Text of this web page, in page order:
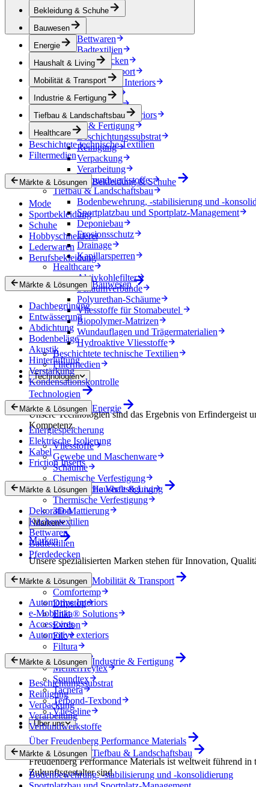
Haushalt & Living
Dekoration
Küchentextilien
Bettwaren
Badtextilien
Pferdedecken
Mobilität & Transport
Automotive Interiors
e-Mobilität
Accessoires
Automotive exteriors
Industrie & Fertigung
Beschichtungssubstrat
Reinigung
Verpackung
Verarbeitung
Verbundwerkstoffe
Tiefbau & Landschaftsbau
Bodenbewehrung, -stabilisierung und -
Sportplatzbau und Sportplatz-Management
Deponiebau
Erosionsschutz
Drainage
Kapillarsperren
Healthcare
Aktivkohlefilter
Schaumverbände
Polyurethan-Schäume
Vliesstoffe für Stomabeutel
Biopolymer-Matrizen
Wundauflagen und Trägermaterialien
Hydroaktive Vliesstoffe
Beschichtete technische Textilien
Filtermedien
Technologien
Technologien
Unsere Technologien sind das Ergebnis von Erfindergeist
Kompetenz.
Vliesstoffe
Gewebe und Maschenware
Schäume
Chemische Verfestigung
Mechanische Verfestigung
Thermische Verfestigung
3D-Mattierung
Marken
Marken
Unsere spezialisierten Marken stehen für Innovation,
Colback
Comfortemp
Dripstop
Enka® Solutions
Evolon
Filc
Filtura
Lutradur
MehlerHeytex
Soundtex
Tacnera
Terbond-Texbond
Vlieseline
Über uns
Über Freudenberg Performance Materials
Freudenberg Performance Materials ist weltweit führend
Zukunftsgestalter sind.
Bekleidung & Schuhe
Bauwesen
Energie
Haushalt & Living
Mobilität & Transport
Industrie & Fertigung
Tiefbau & Landschaftsbau
Healthcare
Beschichtete technische Textilien
Filtermedien
Märkte & Lösungen Bekleidung & Schuhe
Mode
Sportbekleidung
Schuhe
Hobbyschneiderei
Lederwaren
Berufsbekleidung
Märkte & Lösungen Bauwesen
Dachbegrünung
Entwässerung
Abdichtung
Bodenbeläge
Akustik
Hinterlüftung
Verstärkung
Kondensationskontrolle
Märkte & Lösungen Energie
Energiespeicherung
Elektrische Isolierung
Kabel
Friction Inserts
Märkte & Lösungen Haushalt & Living
Dekoration
Küchentextilien
Bettwaren
Badtextilien
Pferdedecken
Märkte & Lösungen Mobilität & Transport
Automotive Interiors
e-Mobilität
Accessoires
Automotive exteriors
Märkte & Lösungen Industrie & Fertigung
Beschichtungssubstrat
Reinigung
Verpackung
Verarbeitung
Verbundwerkstoffe
Märkte & Lösungen Tiefbau & Landschaftsbau
Bodenbewehrung, -stabilisierung und -konsolidierung